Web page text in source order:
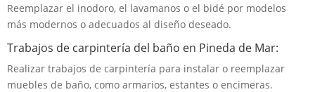
Reemplazar el inodoro, el lavamanos o el bidé por modelos
más modernos o adecuados al diseño deseado.
Trabajos de carpintería del baño en Pineda de Mar:
Realizar trabajos de carpintería para instalar o reemplazar
muebles de baño, como armarios, estantes o encimeras.